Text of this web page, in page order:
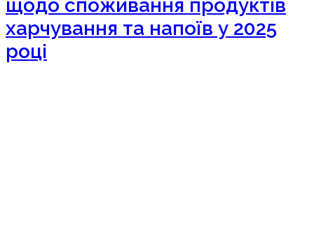
щодо споживання продуктів
харчування та напоїв у 2025
році